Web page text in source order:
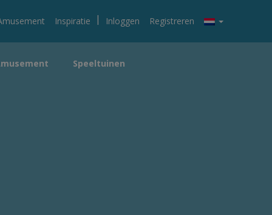
Inspiratie | Inloggen Registreren
Speeltuinen